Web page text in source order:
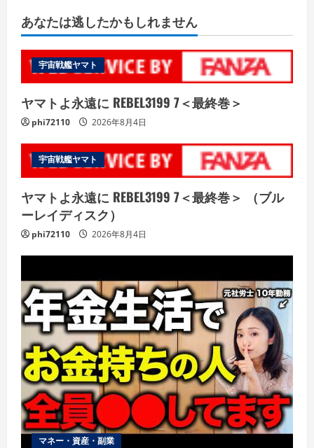
あなたは逃したかもしれません
宇宙戦艦ヤマト
ヤマトよ永遠に REBEL3199 7＜最終巻＞
phi72110 2026年8月4日
宇宙戦艦ヤマト
ヤマトよ永遠に REBEL3199 7＜最終巻＞ （ブル
ーレイディスク）
phi72110 2026年8月4日
マネー・資産・副業